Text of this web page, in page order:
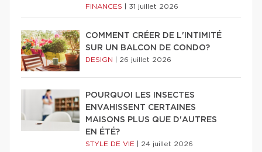
FINANCES 31 juillet 2026
COMMENT CRÉER DE L'INTIMITÉ
SUR UN BALCON DE CONDO?
DESIGN 26 juillet 2026
POURQUOI LES INSECTES
ENVAHISSENT CERTAINES
MAISONS PLUS QUE D'AUTRES
EN ÉTÉ?
STYLE DE VIE 24 juillet 2026